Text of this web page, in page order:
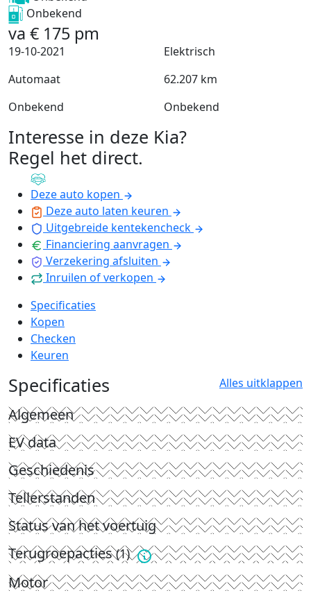
Onbekend
va € 175 pm
19-10-2021
Elektrisch
Automaat
62.207 km
Onbekend
Onbekend
Interesse in deze Kia?
Regel het direct.
Deze auto kopen
Deze auto laten keuren
Uitgebreide kentekencheck
Financiering aanvragen
Verzekering afsluiten
Inruilen of verkopen
Specificaties
Kopen
Checken
Keuren
Specificaties Alles uitklappen
Algemeen
EV data
Geschiedenis
Tellerstanden
Status van het voertuig
Terugroepacties(1)
Motor